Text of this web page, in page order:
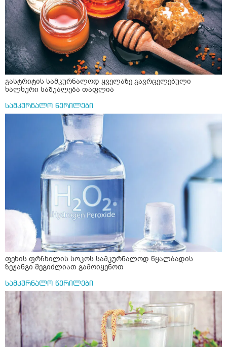
გასტრიტის სამკურნალოდ ყველაზე გავრცელებული
ხალხური საშუალება თაფლია
სამკურნალო წერილები
ფეხის ფრჩხილის სოკოს სამკურნალოდ წყალბადის
ზეჟანგი შეგიძლიათ გამოიყენოთ
სამკურნალო წერილები